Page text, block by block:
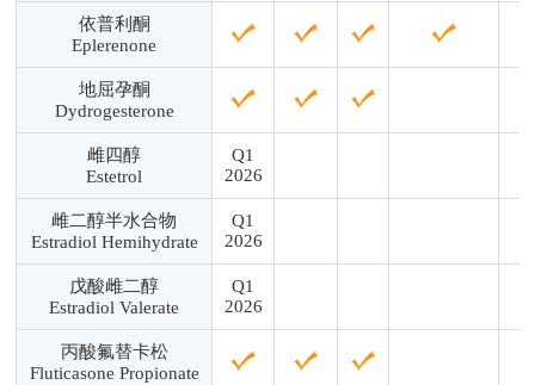
依普利酮
Eplerenone
地屈孕酮
Dydrogesterone
雌四醇
Estetrol
Q1
2026
雌二醇半水合物
Estradiol Hemihydrate
Q1
2026
戊酸雌二醇
Estradiol Valerate
Q1
2026
丙酸氟替卡松
Fluticasone Propionate